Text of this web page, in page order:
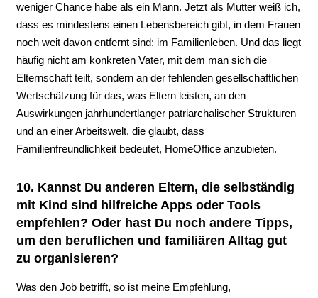
weniger Chance habe als ein Mann. Jetzt als Mutter weiß ich,
dass es mindestens einen Lebensbereich gibt, in dem Frauen
noch weit davon entfernt sind: im Familienleben. Und das liegt
häufig nicht am konkreten Vater, mit dem man sich die
Elternschaft teilt, sondern an der fehlenden gesellschaftlichen
Wertschätzung für das, was Eltern leisten, an den
Auswirkungen jahrhundertlanger patriarchalischer Strukturen
und an einer Arbeitswelt, die glaubt, dass
Familienfreundlichkeit bedeutet, HomeOffice anzubieten.
10. Kannst Du anderen Eltern, die selbständig
mit Kind sind hilfreiche Apps oder Tools
empfehlen? Oder hast Du noch andere Tipps,
um den beruflichen und familiären Alltag gut
zu organisieren?
Was den Job betrifft, so ist meine Empfehlung,